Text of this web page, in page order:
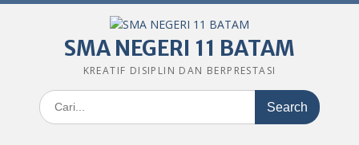
SMA NEGERI 11 BATAM
KREATIF DISIPLIN DAN BERPRESTASI
Search
for: